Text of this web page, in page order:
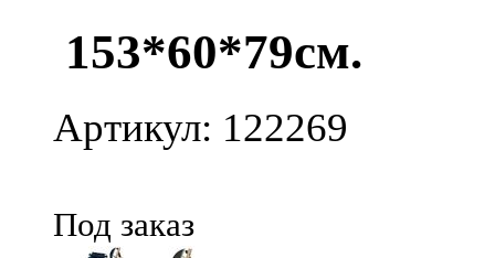
153*60*79см.
Артикул: 122269
Под заказ